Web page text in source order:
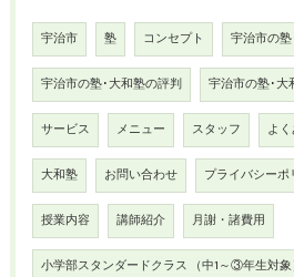
宇治市 塾 コンセプト 宇治市の
宇治市の塾･大和塾の評判 宇治市の塾･大
サービス メニュー スタッフ よ
大和塾 お問い合わせ プライバシーポ
授業内容 講師紹介 月謝・諸費用
小学部スタンダードクラス （中1～③年生対象